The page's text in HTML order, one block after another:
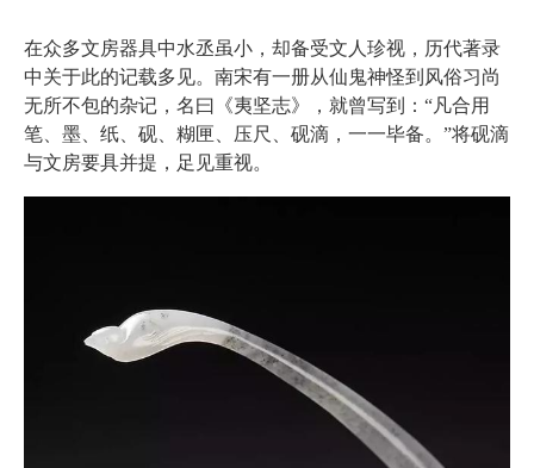
在众多文房器具中水丞虽小，却备受文人珍视，历代著录
中关于此的记载多见。南宋有一册从仙鬼神怪到风俗习尚
无所不包的杂记，名曰《夷坚志》，就曾写到：“凡合用
笔、墨、纸、砚、糊匣、压尺、砚滴，一一毕备。”将砚滴
与文房要具并提，足见重视。